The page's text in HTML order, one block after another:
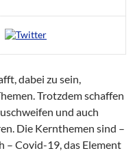
dabei zu sein,
Trotzdem schaffen
und auch
Die Kernthemen sind –
– Covid-19, das Element